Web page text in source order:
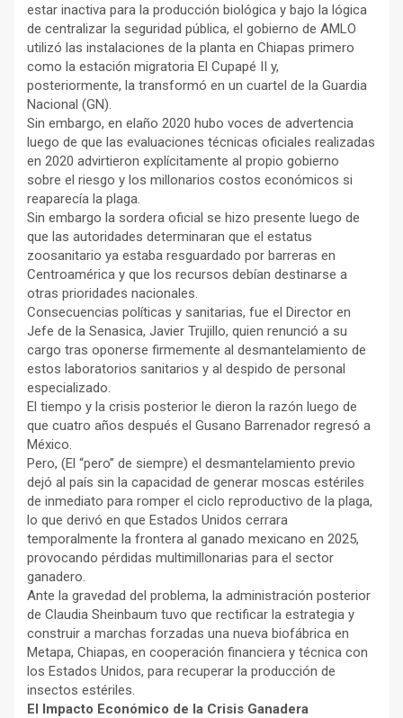
estar inactiva para la producción biológica y bajo la lógica
de centralizar la seguridad pública, el gobierno de AMLO
utilizó las instalaciones de la planta en Chiapas primero
como la estación migratoria El Cupapé II y,
posteriormente, la transformó en un cuartel de la Guardia
Nacional (GN).
Sin embargo, en elaño 2020 hubo voces de advertencia
luego de que las evaluaciones técnicas oficiales realizadas
en 2020 advirtieron explícitamente al propio gobierno
sobre el riesgo y los millonarios costos económicos si
reaparecía la plaga.
Sin embargo la sordera oficial se hizo presente luego de
que las autoridades determinaran que el estatus
zoosanitario ya estaba resguardado por barreras en
Centroamérica y que los recursos debían destinarse a
otras prioridades nacionales.
Consecuencias políticas y sanitarias, fue el Director en
Jefe de la Senasica, Javier Trujillo, quien renunció a su
cargo tras oponerse firmemente al desmantelamiento de
estos laboratorios sanitarios y al despido de personal
especializado.
El tiempo y la crisis posterior le dieron la razón luego de
que cuatro años después el Gusano Barrenador regresó a
México.
Pero, (El “pero” de siempre) el desmantelamiento previo
dejó al país sin la capacidad de generar moscas estériles
de inmediato para romper el ciclo reproductivo de la plaga,
lo que derivó en que Estados Unidos cerrara
temporalmente la frontera al ganado mexicano en 2025,
provocando pérdidas multimillonarias para el sector
ganadero.
Ante la gravedad del problema, la administración posterior
de Claudia Sheinbaum tuvo que rectificar la estrategia y
construir a marchas forzadas una nueva biofábrica en
Metapa, Chiapas, en cooperación financiera y técnica con
los Estados Unidos, para recuperar la producción de
insectos estériles.
El Impacto Económico de la Crisis Ganadera